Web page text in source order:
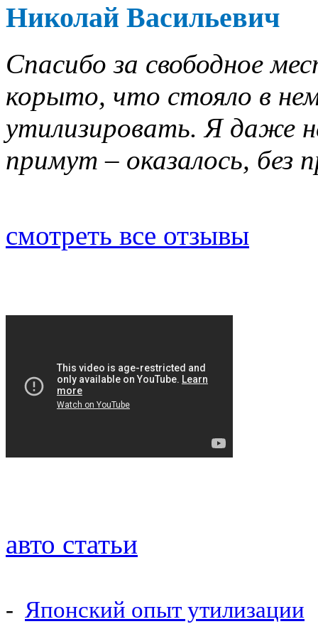
Николай Васильевич
Спасибо за свободное
корыто, что стояло в
утилизировать. Я даже
примут – оказалось, без
смотреть все отзывы
авто статьи
- Японский опыт утилизации